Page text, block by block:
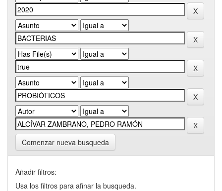
Comenzar nueva busqueda
Añadir filtros:
Usa los filtros para afinar la busqueda.